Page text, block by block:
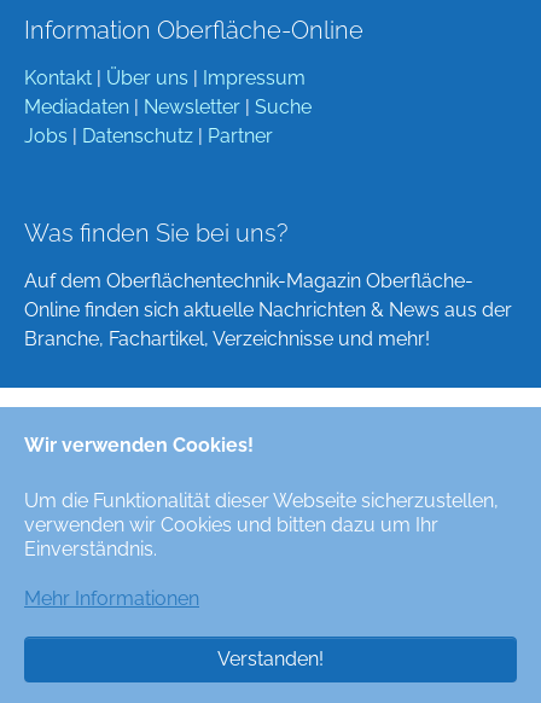
Wir verwenden Cookies!
Um die Funktionalität dieser Webseite sicherzustellen,
verwenden wir Cookies und bitten dazu um Ihr
Einverständnis.
Mehr Informationen
Verstanden!
Information Oberfläche-Online
Kontakt Über uns
Impressum
Mediadaten
Newsletter
Suche
Jobs
Datenschutz Partner
Was finden Sie bei uns?
Auf dem Oberflächentechnik-Magazin Oberfläche-
Online finden sich aktuelle Nachrichten & News aus der
Branche, Fachartikel, Verzeichnisse und mehr!
Deutsch
Alle Rechte/All Rights Reserved © Oberfläche-Online,
das digitale Oberflächentechnik-Magazin / the digital
surface technologies magazine